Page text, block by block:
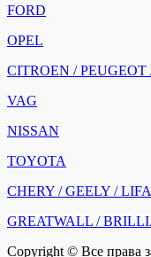
FORD
OPEL
CITROEN /
VAG
NISSAN
TOYOTA
CHERY / GEELY /
GREATWALL /
Copyright © Все права